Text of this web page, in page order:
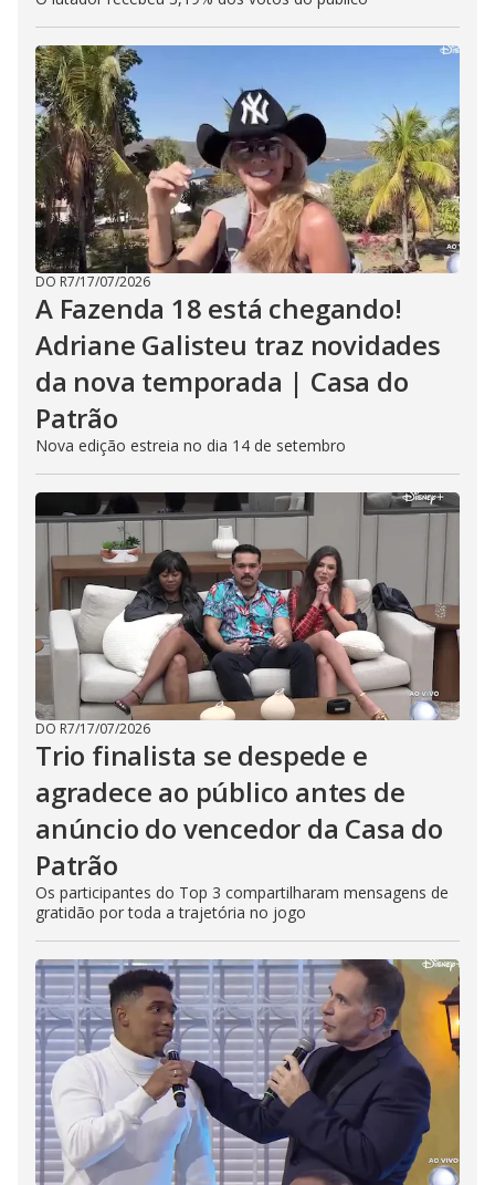
DO R7/17/07/2026
A Fazenda 18 está chegando!
Adriane Galisteu traz novidades
da nova temporada | Casa do
Patrão
Nova edição estreia no dia 14 de setembro
DO R7/17/07/2026
Trio finalista se despede e
agradece ao público antes de
anúncio do vencedor da Casa do
Patrão
Os participantes do Top 3 compartilharam mensagens de
gratidão por toda a trajetória no jogo